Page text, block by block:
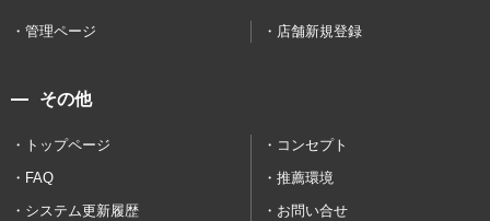
管理ページ 店舗新規登録
その他
トップページ
コンセプト
FAQ
推薦環境
システム更新履歴
お問い合せ